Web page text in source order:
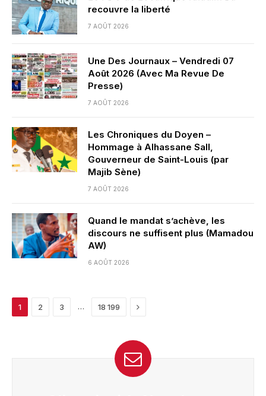
recouvre la liberté
7 AOÛT 2026
Une Des Journaux – Vendredi 07
Août 2026 (Avec Ma Revue De
Presse)
7 AOÛT 2026
Les Chroniques du Doyen –
Hommage à Alhassane Sall,
Gouverneur de Saint-Louis (par
Majib Sène)
7 AOÛT 2026
Quand le mandat s’achève, les
discours ne suffisent plus (Mamadou
AW)
6 AOÛT 2026
1 2 3 … 18 199 Next